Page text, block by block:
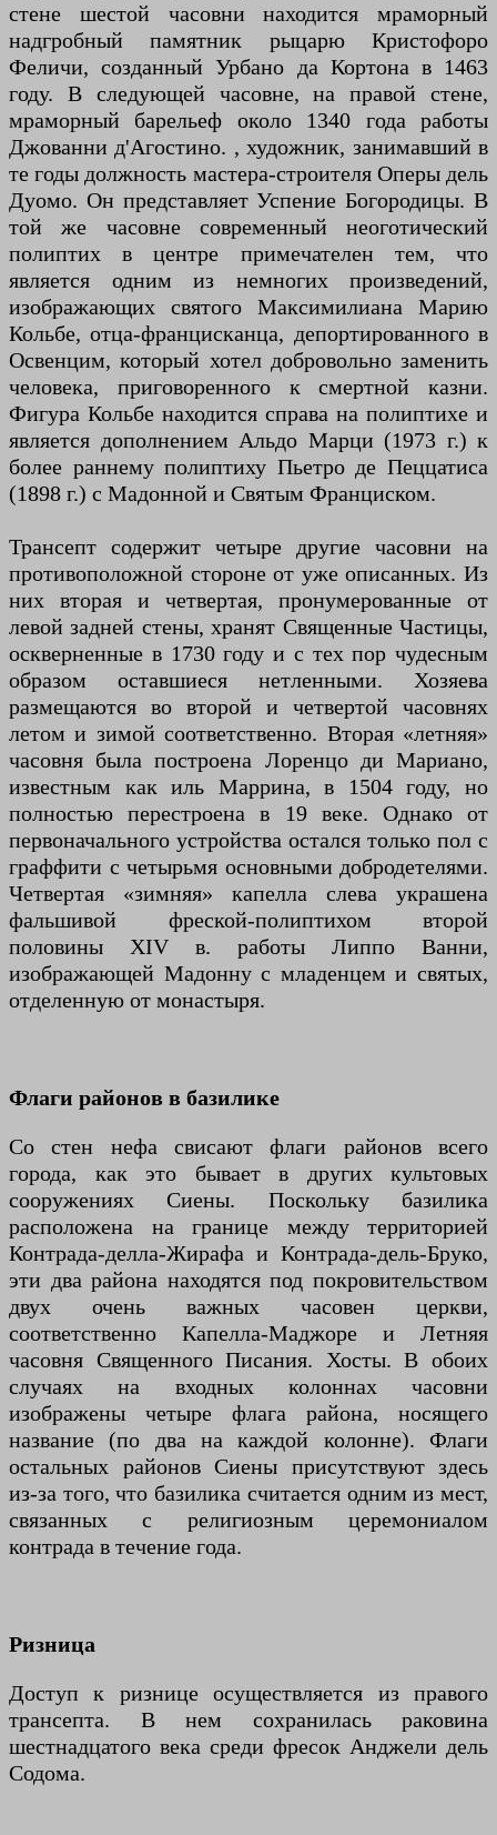
стене шестой часовни находится мраморный
надгробный памятник рыцарю Кристофоро
Феличи, созданный Урбано да Кортона в 1463
году. В следующей часовне, на правой стене,
мраморный барельеф около 1340 года работы
Джованни д'Агостино. , художник, занимавший в
те годы должность мастера-строителя Оперы дель
Дуомо. Он представляет Успение Богородицы. В
той же часовне современный неоготический
полиптих в центре примечателен тем, что
является одним из немногих произведений,
изображающих святого Максимилиана Марию
Кольбе, отца-францисканца, депортированного в
Освенцим, который хотел добровольно заменить
человека, приговоренного к смертной казни.
Фигура Кольбе находится справа на полиптихе и
является дополнением Альдо Марци (1973 г.) к
более раннему полиптиху Пьетро де Пеццатиса
(1898 г.) с Мадонной и Святым Франциском.
Трансепт содержит четыре другие часовни на
противоположной стороне от уже описанных. Из
них вторая и четвертая, пронумерованные от
левой задней стены, хранят Священные Частицы,
оскверненные в 1730 году и с тех пор чудесным
образом оставшиеся нетленными. Хозяева
размещаются во второй и четвертой часовнях
летом и зимой соответственно. Вторая «летняя»
часовня была построена Лоренцо ди Мариано,
известным как иль Маррина, в 1504 году, но
полностью перестроена в 19 веке. Однако от
первоначального устройства остался только пол с
граффити с четырьмя основными добродетелями.
Четвертая «зимняя» капелла слева украшена
фальшивой фреской-полиптихом второй
половины XIV в. работы Липпо Ванни,
изображающей Мадонну с младенцем и святых,
отделенную от монастыря.
Флаги районов в базилике
Со стен нефа свисают флаги районов всего
города, как это бывает в других культовых
сооружениях Сиены. Поскольку базилика
расположена на границе между территорией
Контрада-делла-Жирафа и Контрада-дель-Бруко,
эти два района находятся под покровительством
двух очень важных часовен церкви,
соответственно Капелла-Маджоре и Летняя
часовня Священного Писания. Хосты. В обоих
случаях на входных колоннах часовни
изображены четыре флага района, носящего
название (по два на каждой колонне). Флаги
остальных районов Сиены присутствуют здесь
из-за того, что базилика считается одним из мест,
связанных с религиозным церемониалом
контрада в течение года.
Ризница
Доступ к ризнице осуществляется из правого
трансепта. В нем сохранилась раковина
шестнадцатого века среди фресок Анджели дель
Содома.